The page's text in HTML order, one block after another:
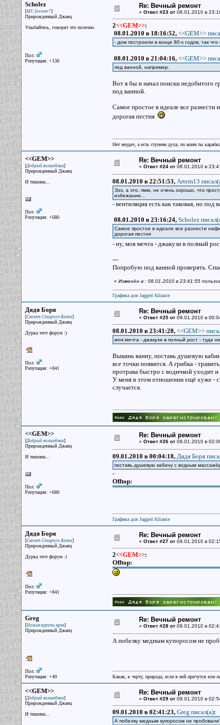
Scholez
[MU forever?]
Прирожденный Джаец
Улыбайтесь, говорят это полезно.
Пол:
Репутация: +136
Re: Вечный ремонт
« Ответ #23 от08.01.2010 в
2<<GEM>>:
08.01.2010 в 18:16:52, <<GEM>>
- дом построили в конце 80-х годов, так что
08.01.2010 в 21:04:16, <<GEM>>
под ванной, например.
Вот я бы и начал поиски недобитого
под ванной.
Самое простое в идеале все разнести
дорогая пестня
Нет неудач, а есть ступени духа, по коим ты
<<GEM>>
[Добрый волшебник]
Прирожденный Джаец
И тишина...
Пол:
Репутация: +680
Re: Вечный ремонт
« Ответ #24 от08.01.2010 в
08.01.2010 в 22:51:53, Artem13
Эээ, а это, пмм, не очень хорошо, что
избежание...
- вентиляция есть как таковая, но под
08.01.2010 в 23:16:24, Scholez
Самое простое в идеале все разнести
дорогая пестня
- ну, моя мечта - джакузи в полный
---
Попробую под ванной проверять.
« Изменён в : 08.01.2010 в 23:41:55
Графика для Jagged Alliance
Дядя Боря
[Скелет Старого Кота]
Прирожденный Джаец
Дурка этот форум :)
Пол:
Репутация: +841
Re: Вечный ремонт
« Ответ #25 от09.01.2010 в
08.01.2010 в 23:41:28, <<GEM>>
моя мечта - джакузи в полный рост - туда
Выкинь ванну, поставь душевую
все точки появится. А грибка -
протрава быстро с водичкой уходит
У меня в этом отношении ещё хуже -
случается.
<<GEM>>
[Добрый волшебник]
Прирожденный Джаец
И тишина...
Пол:
Репутация: +680
Re: Вечный ремонт
« Ответ #26 от09.01.2010 в
09.01.2010 в 00:04:18, Дядя Боря
поставь душевую кабину с водным
-
Offtop:
Графика для Jagged Alliance
Дядя Боря
[Скелет Старого Кота]
Прирожденный Джаец
Дурка этот форум :)
Пол:
Репутация: +841
Re: Вечный ремонт
« Ответ #27 от09.01.2010 в
2<<GEM>>:
Offtop:
Greg
[Нельзя курить крек]
Прирожденный Джаец
Пол:
Репутация: +49
Re: Вечный ремонт
« Ответ #28 от09.01.2010 в
А побелку медным купоросом не
Какая, к черту, природа, если в ней прячутся или
<<GEM>>
[Добрый волшебник]
Прирожденный Джаец
И тишина...
Re: Вечный ремонт
« Ответ #29 от09.01.2010 в
09.01.2010 в 02:41:23, Greg писал(a):
А побелку медным купоросом не